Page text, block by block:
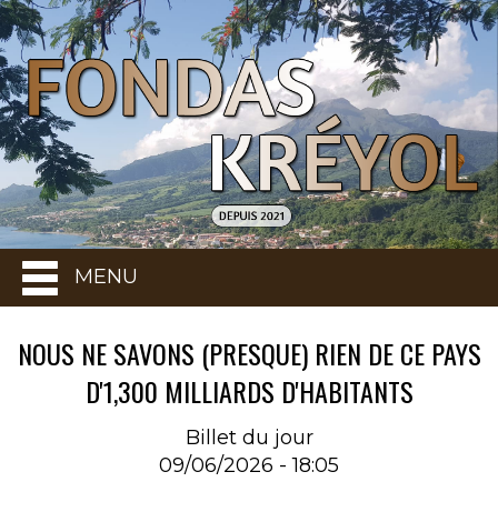
MENU
NOUS NE SAVONS (PRESQUE) RIEN DE CE PAYS
D'1,300 MILLIARDS D'HABITANTS
Billet du jour
09/06/2026 - 18:05